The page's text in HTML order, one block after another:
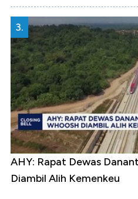
3.
AHY: Rapat Dewas
Diambil Alih Kemenkeu